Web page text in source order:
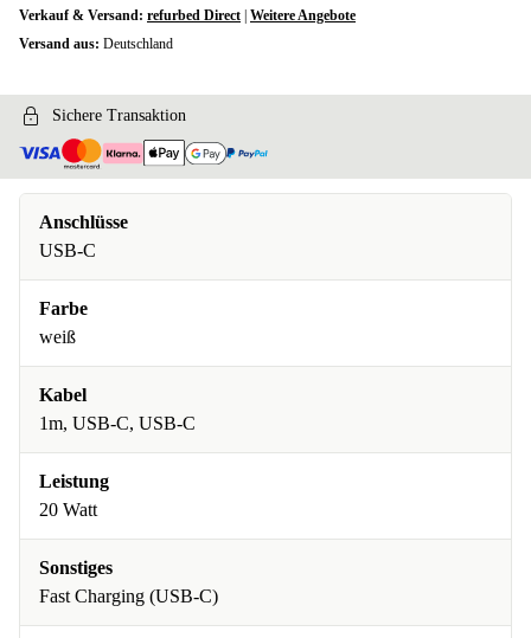
Verkauf & Versand: refurbed Direct Weitere Angebote
Versand aus: Deutschland
Sichere Transaktion
Anschlüsse
USB-C
Farbe
weiß
Kabel
1m, USB-C, USB-C
Leistung
20 Watt
Sonstiges
Fast Charging (USB-C)